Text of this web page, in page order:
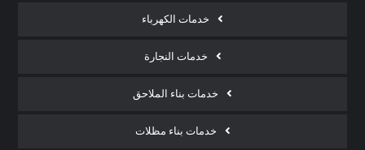
خدمات الكهرباء
خدمات النجارة
خدمات بناء الملاحق
خدمات بناء مظلات